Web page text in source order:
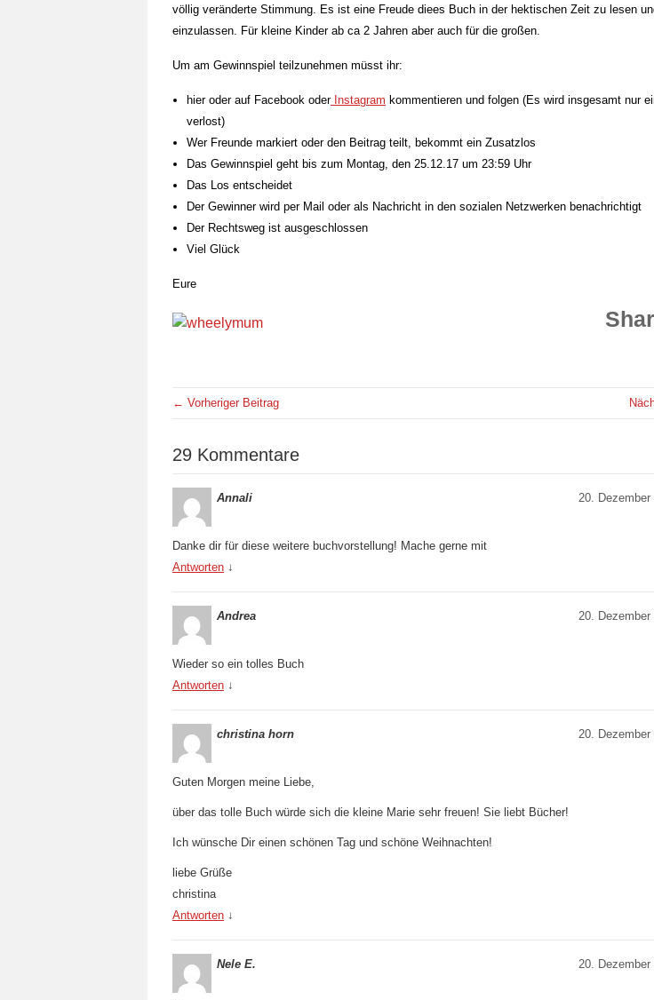
völlig veränderte Stimmung. Es ist eine Freude diees Buch in der hektischen Zeit zu lesen
einzulassen. Für kleine Kinder ab ca 2 Jahren aber auch für die großen.
Um am Gewinnspiel teilzunehmen müsst ihr:
hier oder auf Facebook oderInstagram kommentieren und folgen (Es wird insgesamt nur
verlost)
Wer Freunde markiert oder den Beitrag teilt, bekommt ein Zusatzlos
Das Gewinnspiel geht bis zum Montag, den 25.12.17 um 23:59 Uhr
Das Los entscheidet
Der Gewinner wird per Mail oder als Nachricht in den sozialen Netzwerken benachrichtigt
Der Rechtsweg ist ausgeschlossen
Viel Glück
Eure
← Vorheriger Beitrag
29 Kommentare
Annali 20.
Danke dir für diese weitere buchvorstellung! Mache gerne mit
Antworten ↓
Andrea 20.
Wieder so ein tolles Buch
Antworten ↓
christina horn 20.
Guten Morgen meine Liebe,
über das tolle Buch würde sich die kleine Marie sehr freuen! Sie liebt Bücher!
Ich wünsche Dir einen schönen Tag und schöne Weihnachten!
liebe Grüße
christina
Antworten ↓
Nele E. 20.